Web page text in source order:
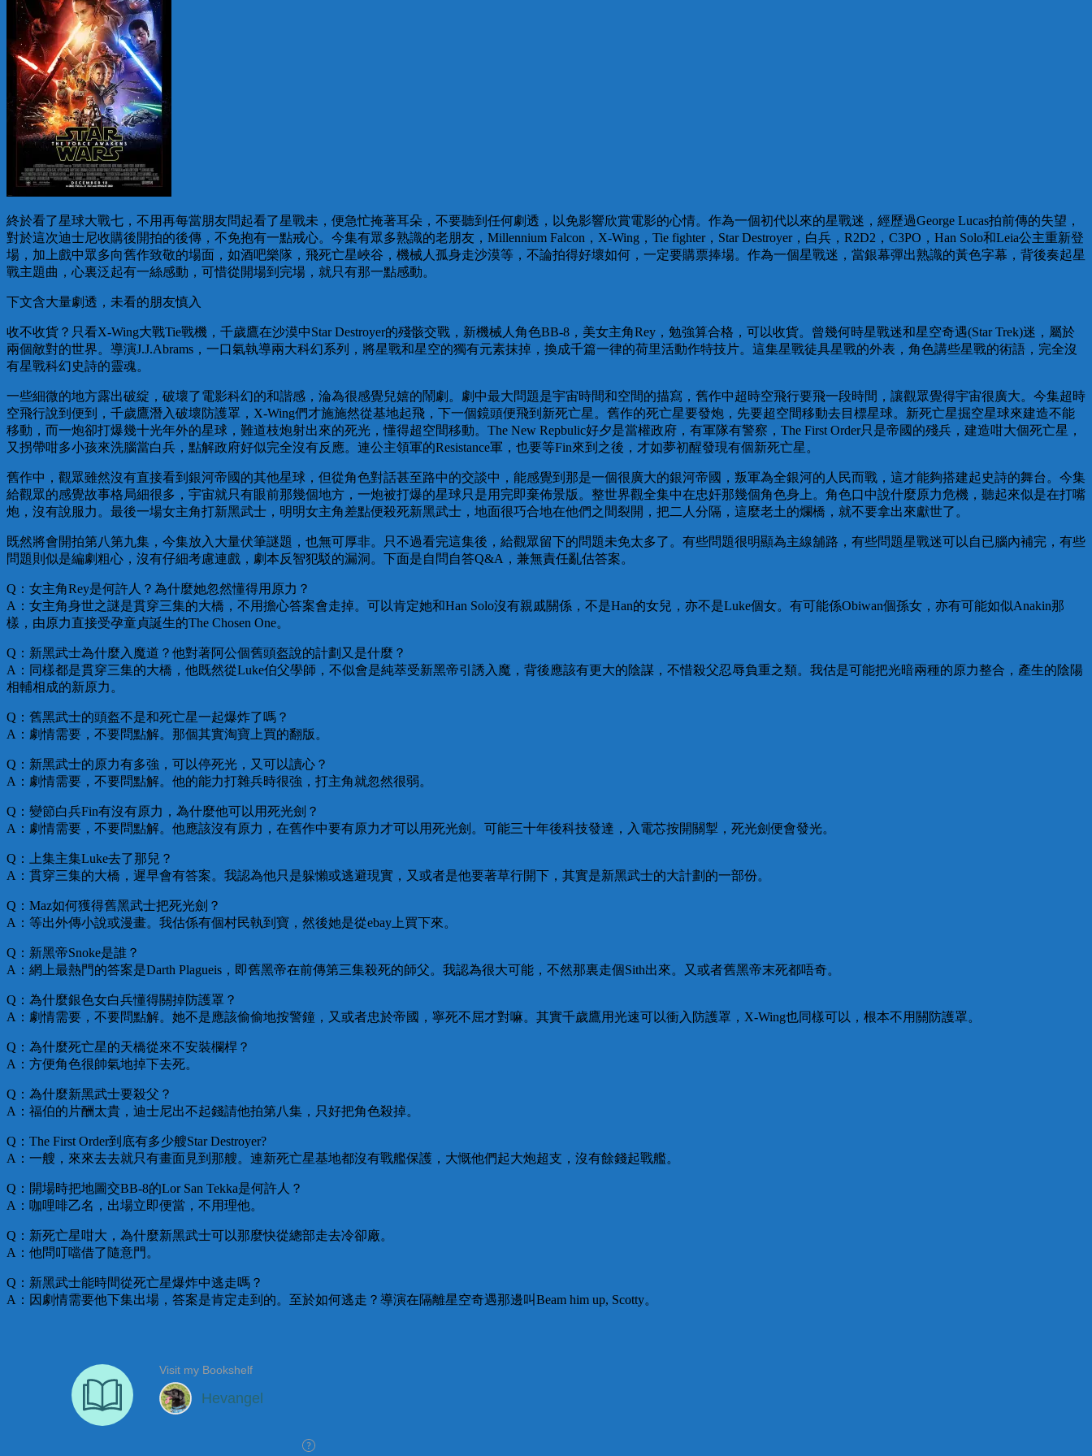
終於看了星球大戰七，不用再每當朋友問起看了星戰未，便急忙掩著耳朵，不要聽到任何劇透，以免影響欣賞電影的心情。作為一個初代以來的星戰迷，經歷過George Lucas拍前傳的失望，
對於這次迪士尼收購後開拍的後傳，不免抱有一點戒心。今集有眾多熟識的老朋友，Millennium Falcon，X-Wing，Tie fighter，Star Destroyer，白兵，R2D2，C3PO，Han Solo和Leia公主重新登
場，加上戲中眾多向舊作致敬的場面，如酒吧樂隊，飛死亡星峽谷，機械人孤身走沙漠等，不論拍得好壞如何，一定要購票捧場。作為一個星戰迷，當銀幕彈出熟識的黃色字幕，背後奏起星
戰主題曲，心裏泛起有一絲感動，可惜從開場到完場，就只有那一點感動。
下文含大量劇透，未看的朋友慎入
收不收貨？只看X-Wing大戰Tie戰機，千歲鷹在沙漠中Star Destroyer的殘骸交戰，新機械人角色BB-8，美女主角Rey，勉強算合格，可以收貨。曾幾何時星戰迷和星空奇遇(Star Trek)迷，屬於
兩個敵對的世界。導演J.J.Abrams，一口氣執導兩大科幻系列，將星戰和星空的獨有元素抹掉，換成千篇一律的荷里活動作特技片。這集星戰徒具星戰的外表，角色講些星戰的術語，完全沒
有星戰科幻史詩的靈魂。
一些細微的地方露出破綻，破壞了電影科幻的和諧感，淪為很感覺兒嬉的鬧劇。劇中最大問題是宇宙時間和空間的描寫，舊作中超時空飛行要飛一段時間，讓觀眾覺得宇宙很廣大。今集超時
空飛行說到便到，千歲鷹潛入破壞防護罩，X-Wing們才施施然從基地起飛，下一個鏡頭便飛到新死亡星。舊作的死亡星要發炮，先要超空間移動去目標星球。新死亡星掘空星球來建造不能
移動，而一炮卻打爆幾十光年外的星球，難道枝炮射出來的死光，懂得超空間移動。The New Repbulic好夕是當權政府，有軍隊有警察，The First Order只是帝國的殘兵，建造咁大個死亡星，
又拐帶咁多小孩來洗腦當白兵，點解政府好似完全沒有反應。連公主領軍的Resistance軍，也要等Fin來到之後，才如夢初醒發現有個新死亡星。
舊作中，觀眾雖然沒有直接看到銀河帝國的其他星球，但從角色對話甚至路中的交談中，能感覺到那是一個很廣大的銀河帝國，叛軍為全銀河的人民而戰，這才能夠搭建起史詩的舞台。今集
給觀眾的感覺故事格局細很多，宇宙就只有眼前那幾個地方，一炮被打爆的星球只是用完即棄佈景版。整世界觀全集中在忠奸那幾個角色身上。角色口中說什麼原力危機，聽起來似是在打嘴
炮，沒有說服力。最後一場女主角打新黑武士，明明女主角差點便殺死新黑武士，地面很巧合地在他們之間裂開，把二人分隔，這麼老土的爛橋，就不要拿出來獻世了。
既然將會開拍第八第九集，今集放入大量伏筆謎題，也無可厚非。只不過看完這集後，給觀眾留下的問題未免太多了。有些問題很明顯為主線舖路，有些問題星戰迷可以自已腦內補完，有些
問題則似是編劇粗心，沒有仔細考慮連戲，劇本反智犯駁的漏洞。下面是自問自答Q&A，兼無責任亂估答案。
Q：女主角Rey是何許人？為什麼她忽然懂得用原力？
A：女主角身世之謎是貫穿三集的大橋，不用擔心答案會走掉。可以肯定她和Han Solo沒有親戚關係，不是Han的女兒，亦不是Luke個女。有可能係Obiwan個孫女，亦有可能如似Anakin那
樣，由原力直接受孕童貞誕生的The Chosen One。
Q：新黑武士為什麼入魔道？他對著阿公個舊頭盔說的計劃又是什麼？
A：同樣都是貫穿三集的大橋，他既然從Luke伯父學師，不似會是純萃受新黑帝引誘入魔，背後應該有更大的陰謀，不惜殺父忍辱負重之類。我估是可能把光暗兩種的原力整合，產生的陰陽
相輔相成的新原力。
Q：舊黑武士的頭盔不是和死亡星一起爆炸了嗎？
A：劇情需要，不要問點解。那個其實淘寶上買的翻版。
Q：新黑武士的原力有多強，可以停死光，又可以讀心？
A：劇情需要，不要問點解。他的能力打雜兵時很強，打主角就忽然很弱。
Q：變節白兵Fin有沒有原力，為什麼他可以用死光劍？
A：劇情需要，不要問點解。他應該沒有原力，在舊作中要有原力才可以用死光劍。可能三十年後科技發達，入電芯按開關掣，死光劍便會發光。
Q：上集主集Luke去了那兒？
A：貫穿三集的大橋，遲早會有答案。我認為他只是躲懶或逃避現實，又或者是他要著草行開下，其實是新黑武士的大計劃的一部份。
Q：Maz如何獲得舊黑武士把死光劍？
A：等出外傳小說或漫畫。我估係有個村民執到寶，然後她是從ebay上買下來。
Q：新黑帝Snoke是誰？
A：網上最熱門的答案是Darth Plagueis，即舊黑帝在前傳第三集殺死的師父。我認為很大可能，不然那裏走個Sith出來。又或者舊黑帝末死都唔奇。
Q：為什麼銀色女白兵懂得關掉防護罩？
A：劇情需要，不要問點解。她不是應該偷偷地按警鐘，又或者忠於帝國，寧死不屈才對嘛。其實千歲鷹用光速可以衝入防護罩，X-Wing也同樣可以，根本不用關防護罩。
Q：為什麼死亡星的天橋從來不安裝欄桿？
A：方便角色很帥氣地掉下去死。
Q：為什麼新黑武士要殺父？
A：福伯的片酬太貴，迪士尼出不起錢請他拍第八集，只好把角色殺掉。
Q：The First Order到底有多少艘Star Destroyer?
A：一艘，來來去去就只有畫面見到那艘。連新死亡星基地都沒有戰艦保護，大慨他們起大炮超支，沒有餘錢起戰艦。
Q：開場時把地圖交BB-8的Lor San Tekka是何許人？
A：咖哩啡乙名，出場立即便當，不用理他。
Q：新死亡星咁大，為什麼新黑武士可以那麼快從總部走去冷卻廠。
A：他問叮噹借了隨意門。
Q：新黑武士能時間從死亡星爆炸中逃走嗎？
A：因劇情需要他下集出場，答案是肯定走到的。至於如何逃走？導演在隔離星空奇遇那邊叫Beam him up, Scotty。